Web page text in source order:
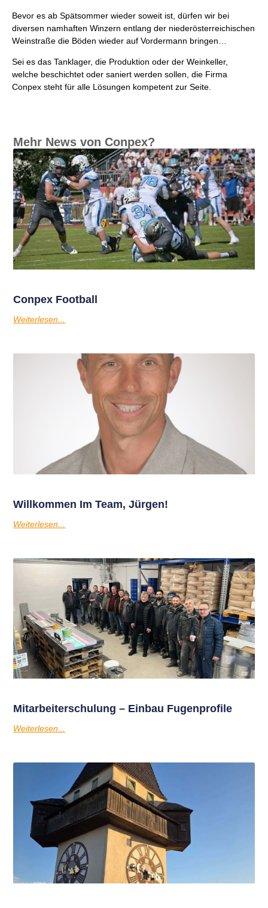
Bevor es ab Spätsommer wieder soweit ist, dürfen wir bei
diversen namhaften Winzern entlang der niederösterreichischen
Weinstraße die Böden wieder auf Vordermann bringen…
Sei es das Tanklager, die Produktion oder der Weinkeller,
welche beschichtet oder saniert werden sollen, die Firma
Conpex steht für alle Lösungen kompetent zur Seite.
Mehr News von Conpex?
Conpex Football
Weiterlesen...
Willkommen Im Team, Jürgen!
Weiterlesen...
Mitarbeiterschulung – Einbau Fugenprofile
Weiterlesen...